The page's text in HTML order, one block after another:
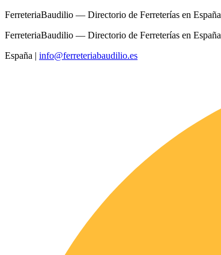
FerreteriaBaudilio — Directorio de Ferreterías en España
FerreteriaBaudilio — Directorio de Ferreterías en España
España | info@ferreteriabaudilio.es